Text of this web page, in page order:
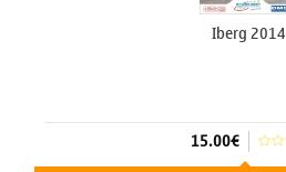
Iberg 2014
15.00€